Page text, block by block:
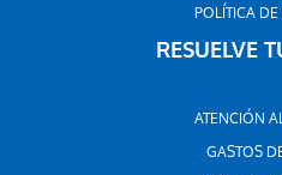
POLÍTICA
RESUELVE
ATENCIÓN
GASTOS